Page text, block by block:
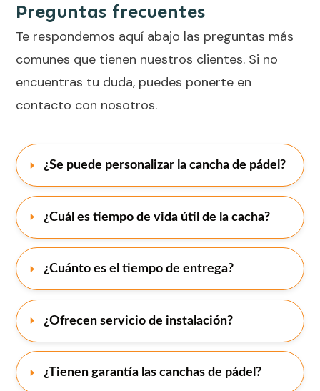
Preguntas frecuentes
Te respondemos aquí abajo las preguntas más
comunes que tienen nuestros clientes. Si no
encuentras tu duda, puedes ponerte en
contacto con nosotros.
¿Se puede personalizar la cancha de pádel?
¿Cuál es tiempo de vida útil de la cacha?
¿Cuánto es el tiempo de entrega?
¿Ofrecen servicio de instalación?
¿Tienen garantía las canchas de pádel?